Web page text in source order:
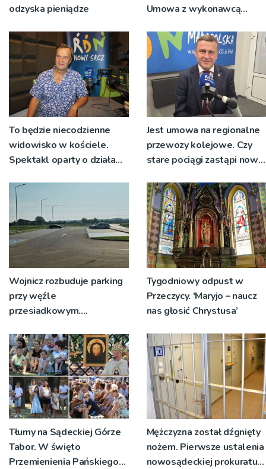
odzyska pieniądze
Umowa z wykonawcą
nie zostanie podpisana
To będzie niecodzienne
widowisko w kościele.
Spektakl oparty o działa
Jest umowa na regionalne
przewozy kolejowe. Czy
stare pociągi zastąpi nowy
Wojnicz rozbuduje parking
przy węźle
przesiadkowym.
miejsc
Tygodniowy odpust w
Przeczycy. 'Maryjo – naucz
nas głosić Chrystusa’
Tłumy na Sądeckiej Górze
Tabor. W święto
Przemienienia Pańskiego
Mężczyzna został dźgnięty
nożem. Pierwsze ustalenia
nowosądeckiej prokuratury